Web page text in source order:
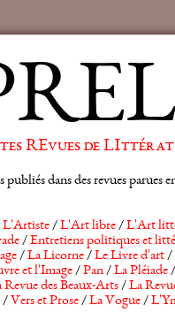
REvues de
dans des revues parues
L'Artiste/L'Art libre/L'Art
/Entretiens politiques et
/La Licorne/Le Livre d'art/
et l'Image/Pan/La Pléiade/
Revue des Beaux-Arts/La
/ Vers et Prose/La Vogue/